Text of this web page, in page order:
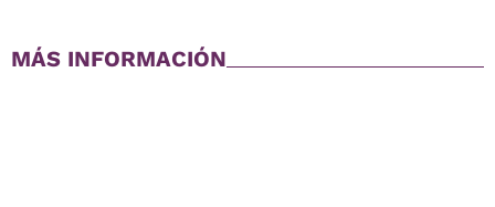
MÁS INFORMACIÓN